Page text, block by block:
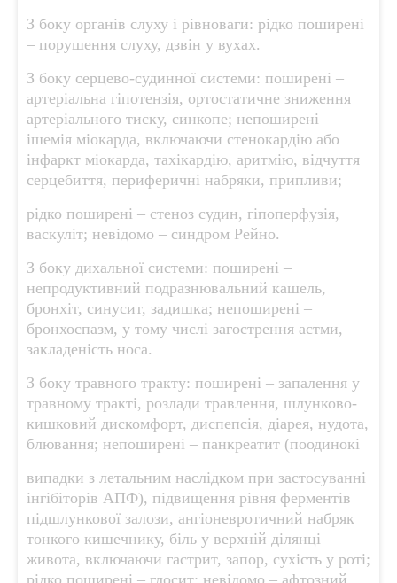
З боку органів слуху і рівноваги: рідко поширені
– порушення слуху, дзвін у вухах.
З боку серцево-судинної системи: поширені –
артеріальна гіпотензія, ортостатичне зниження
артеріального тиску, синкопе; непоширені –
ішемія міокарда, включаючи стенокардію або
інфаркт міокарда, тахікардію, аритмію, відчуття
серцебиття, периферичні набряки, припливи;
рідко поширені – стеноз судин, гіпоперфузія,
васкуліт; невідомо – синдром Рейно.
З боку дихальної системи: поширені –
непродуктивний подразнювальний кашель,
бронхіт, синусит, задишка; непоширені –
бронхоспазм, у тому числі загострення астми,
закладеність носа.
З боку травного тракту: поширені – запалення у
травному тракті, розлади травлення, шлунково-
кишковий дискомфорт, диспепсія, діарея, нудота,
блювання; непоширені – панкреатит (поодинокі
випадки з летальним наслідком при застосуванні
інгібіторів АПФ), підвищення рівня ферментів
підшлункової залози, ангіоневротичний набряк
тонкого кишечнику, біль у верхній ділянці
живота, включаючи гастрит, запор, сухість у роті;
рідко поширені – глосит; невідомо – афтозний